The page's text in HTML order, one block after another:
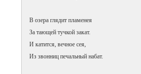
В озера глядит пламенея
За тающей тучкой закат.
И катится, вечное сея,
Из звонниц печальный набат.